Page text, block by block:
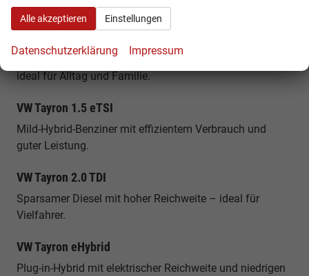
Beliebte Varianten des VW Tayron
Attraktive Basisversion mit moderner Ausstattung und
ideal für Alltag und Familie.
VW Tayron 1.5 eTSI
Mild-Hybrid-Benziner mit effizientem Verbrauch und
guter Leistung.
VW Tayron 2.0 TDI
Sparsamer Diesel mit hoher Reichweite – ideal für
Vielfahrer.
VW Tayron eHybrid
Plug-in-Hybrid mit elektrischer Reichweite und niedrigen
Alle akzeptieren Einstellungen
Datenschutzerklärung Impressum